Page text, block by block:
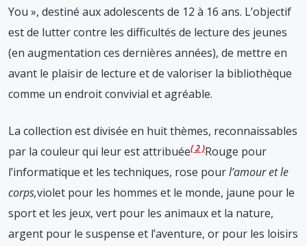
You », destiné aux adolescents de 12 à 16 ans. L’objectif
est de lutter contre les difficultés de lecture des jeunes
(en augmentation ces dernières années), de mettre en
avant le plaisir de lecture et de valoriser la bibliothèque
comme un endroit convivial et agréable.
La collection est divisée en huit thèmes, reconnaissables
par la couleur qui leur est attribuée 2 Rouge pour
l’informatique et les techniques, rose pourl’amour et le
corps,violet pour les hommes et le monde, jaune pour le
sport et les jeux, vert pour les animaux et la nature,
argent pour le suspense et l’aventure, or pour les loisirs